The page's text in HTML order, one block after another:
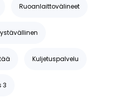
Ruoanlaittovälineet
Kuljetuspalvelu
3